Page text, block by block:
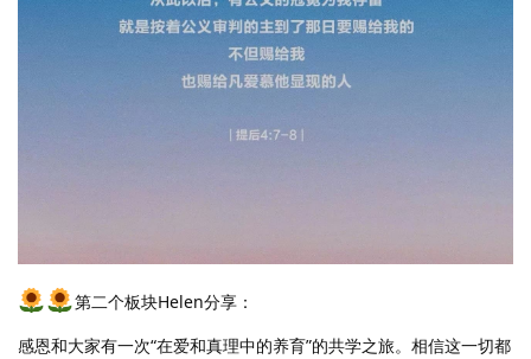
第二个板块Helen分享：
感恩和大家有一次“在爱和真理中的养育”的共学之旅。相信这一切都